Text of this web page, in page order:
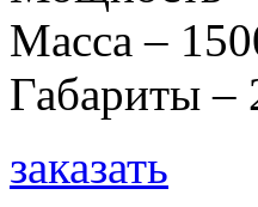
Масса –
Габариты
заказать